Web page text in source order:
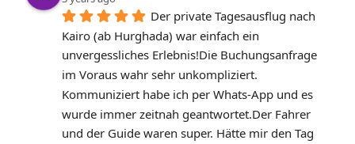
Der private Tagesausflug nach
Kairo (ab Hurghada) war einfach ein
unvergessliches Erlebnis!Die Buchungsanfrage
im Voraus wahr sehr unkompliziert.
Kommuniziert habe ich per Whats-App und es
wurde immer zeitnah geantwortet.Der Fahrer
und der Guide waren super. Hätte mir den Tag